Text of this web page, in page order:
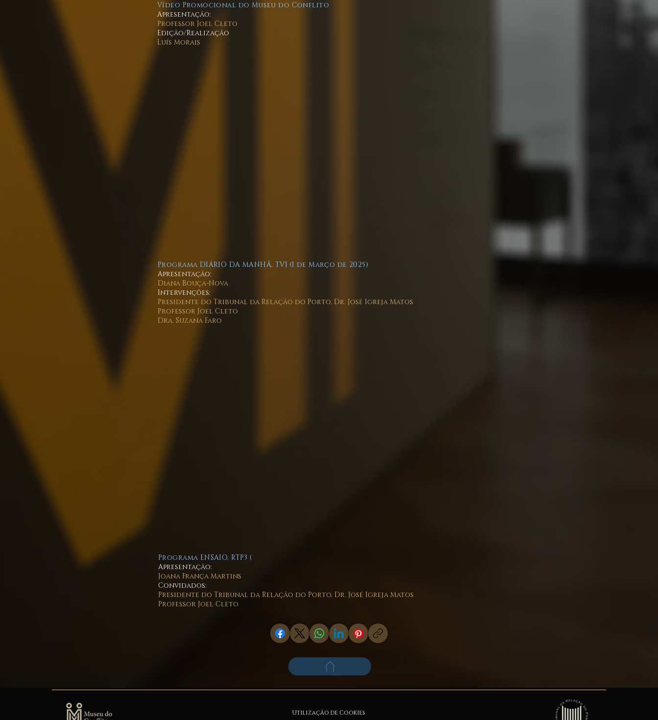
Vídeo Promocional do Museu do Conflito
Apresentação:
Professor Joel Cleto
Edição/Realização
Luís Morais
Programa DIÁRIO DA MANHÃ, TVI (1 de Março de 2025)
Apresentação:
Diana Bouça-Nova
Intervenções:
Presidente do Tribunal da Relação do Porto, Dr. José Igreja Matos
Professor Joel Cleto
Dra. Suzana Faro
Programa ENSAIO, RTP3 (
Apresentação:
Joana França Martins
Convidados:
Presidente do Tribunal da Relação do Porto, Dr. José Igreja Matos
Professor Joel Cleto
Utilização de Cookies